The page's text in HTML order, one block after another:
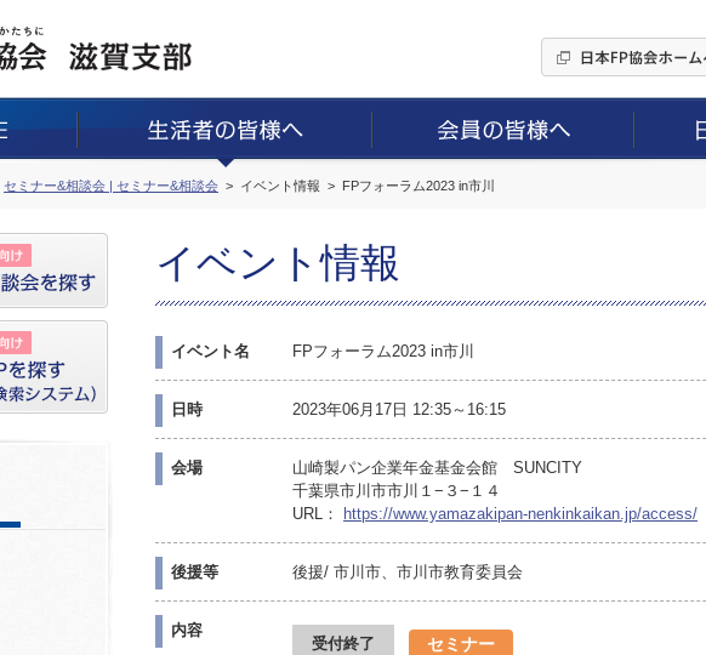
セミナー&相談会 | セミナー&相談会 イベント情報 FPフォーラム2023 in市川
イベント情報
イベント名 FPフォーラム2023 in市川
日時 2023年06月17日 12:35～16:15
会場
山崎製パン企業年金基金会館 SUNCITY
千葉県市川市市川１−３−１４
URL：
https://www.yamazakipan-nenkinkaikan.jp/access/
後援等 後援/ 市川市、市川市教育委員会
内容
受付終了 セミナー